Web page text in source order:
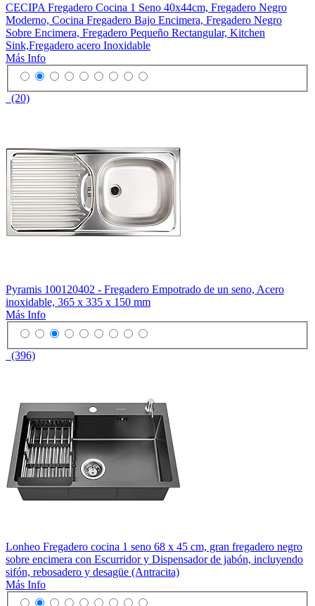
CECIPA Fregadero Cocina 1 Seno 40x44cm, Fregadero Negro
Moderno, Cocina Fregadero Bajo Encimera, Fregadero Negro
Sobre Encimera, Fregadero Pequeño Rectangular, Kitchen
Sink,Fregadero acero Inoxidable
Más Info
(20)
Pyramis 100120402 - Fregadero Empotrado de un seno, Acero
inoxidable, 365 x 335 x 150 mm
Más Info
(396)
Lonheo Fregadero cocina 1 seno 68 x 45 cm, gran fregadero negro
sobre encimera con Escurridor y Dispensador de jabón, incluyendo
sifón, rebosadero y desagüe (Antracita)
Más Info